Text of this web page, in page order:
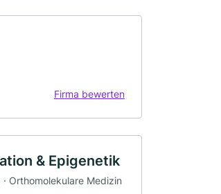
Firma bewerten
& Epigenetik
Orthomolekulare Medizin